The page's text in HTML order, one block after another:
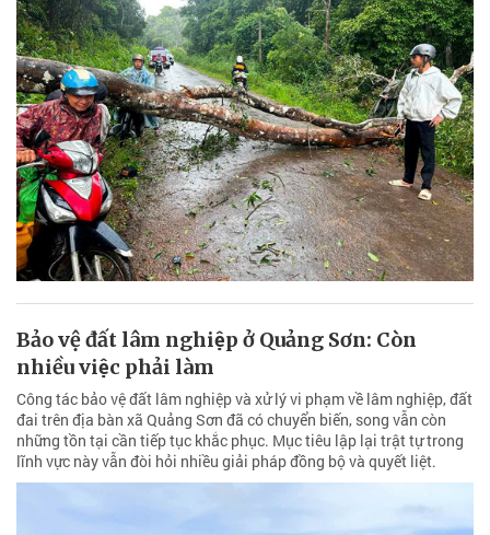
Bảo vệ đất lâm nghiệp ở Quảng Sơn: Còn
nhiều việc phải làm
Công tác bảo vệ đất lâm nghiệp và xử lý vi phạm về lâm nghiệp, đất
đai trên địa bàn xã Quảng Sơn đã có chuyển biến, song vẫn còn
những tồn tại cần tiếp tục khắc phục. Mục tiêu lập lại trật tự trong
lĩnh vực này vẫn đòi hỏi nhiều giải pháp đồng bộ và quyết liệt.